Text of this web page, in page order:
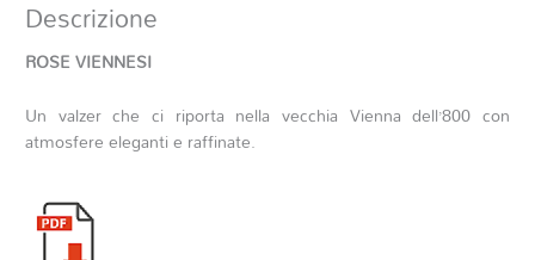
Descrizione
ROSE VIENNESI
Un valzer che ci riporta nella vecchia Vienna dell’800 con
atmosfere eleganti e raffinate.